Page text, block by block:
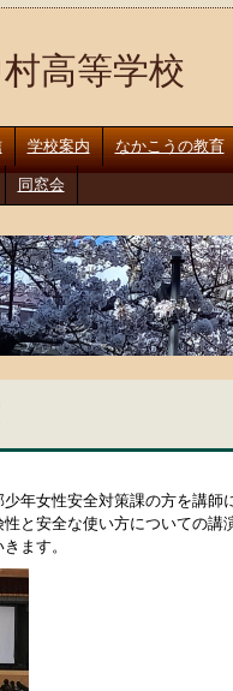
高等学校
学校案内 なかこうの教育
同窓会
年女性安全対策課の方を講
と安全な使い方についての
ます。